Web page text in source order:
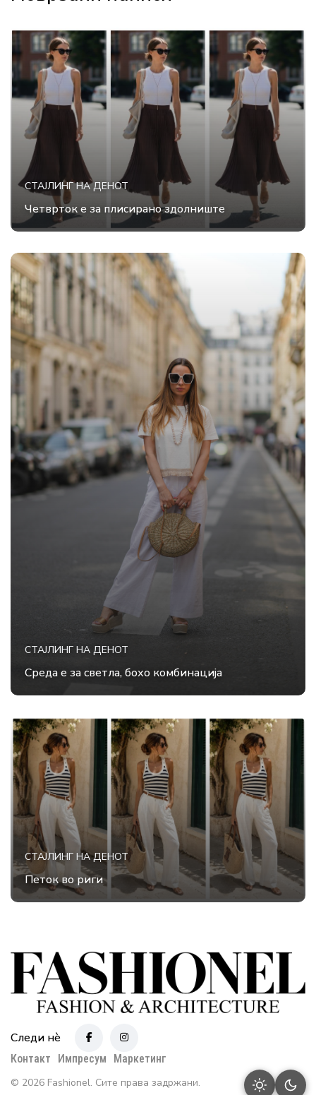
СТАЈЛИНГ НА ДЕНОТ
Четврток е за плисирано здолниште
СТАЈЛИНГ НА ДЕНОТ
Среда е за светла, бохо комбинација
СТАЈЛИНГ НА ДЕНОТ
Петок во риги
Следи нè
Контакт Импресум
Маркетинг
© 2026 Fashionel. Сите права задржани.